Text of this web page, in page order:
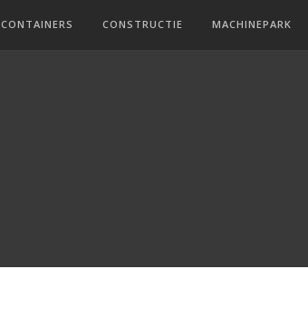
CONTAINERS CONSTRUCTIE MACHINEPARK